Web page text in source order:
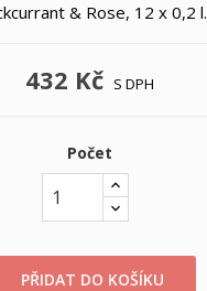
& Rose, 12 x 0,2 l.
432 Kč S DPH
Počet
PŘIDAT DO KOŠÍKU